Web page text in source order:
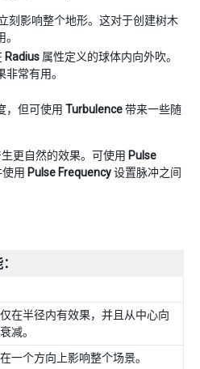
刻影响整个地形。这对于创建树木
Radius 属性定义的球体内向外吹。
常有用。
，但可使用 Turbulence带来一些随
更自然的效果。可使用 Pulse
用 Pulse Frequency设置脉冲之间
在半径内有效果，并且从中心向
减。
一个方向上影响整个场景。